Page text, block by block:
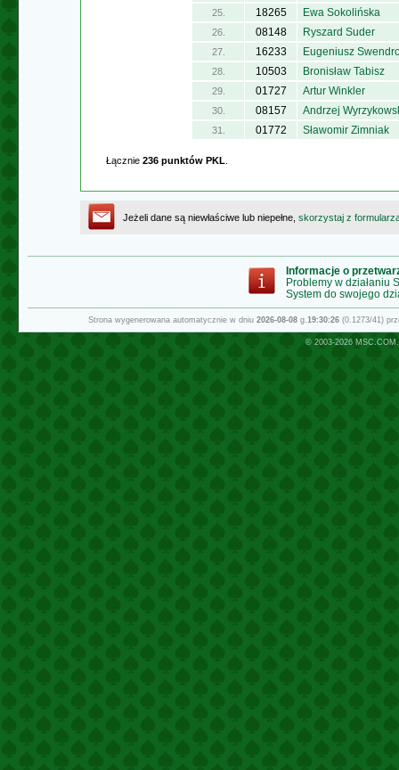
25. 18265 Ewa Sokolińska
26. 08148 Ryszard Suder
27. 16233 Eugeniusz
28. 10503 Bronisław Tabisz
29. 01727 Artur Winkler
30. 08157 Andrzej
31. 01772 Sławomir Zimniak
Łącznie 236 punktów PKL
Jeżeli dane są niewłaściwe lub niepełne, skorzystaj z
Informacje o
Problemy w działaniu
System do swojego
Strona wygenerowana automatycznie w dniu 2026-08-08 g.19:30:26 (0.1273/41)
© 2003-2026